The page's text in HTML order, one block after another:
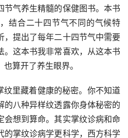
节气养生精髓的保健图书。本书
结合二十四节气不同的气候特
，提出了每年二十四节气中需要
。这本书我非常喜欢，从这本书
算开了养生眼界。
纹里藏着健康的秘密。你不知道
的八种异样纹透露你身体秘密的
会想到算命。其实掌纹诊病和命
的掌纹诊病学更科学，西方科学